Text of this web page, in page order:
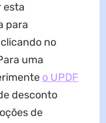
esta
para
no
uma
o UPDF
desconto
de